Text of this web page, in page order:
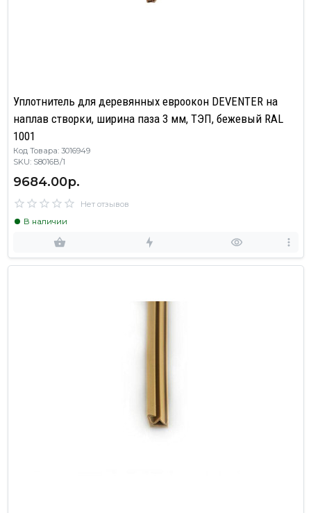
Уплотнитель для деревянных евроокон DEVENTER на
наплав створки, ширина паза 3 мм, ТЭП, бежевый RAL
1001
Код Товара: 3016949
SKU: S8016B/1
9684.00р.
Нет отзывов
В наличии